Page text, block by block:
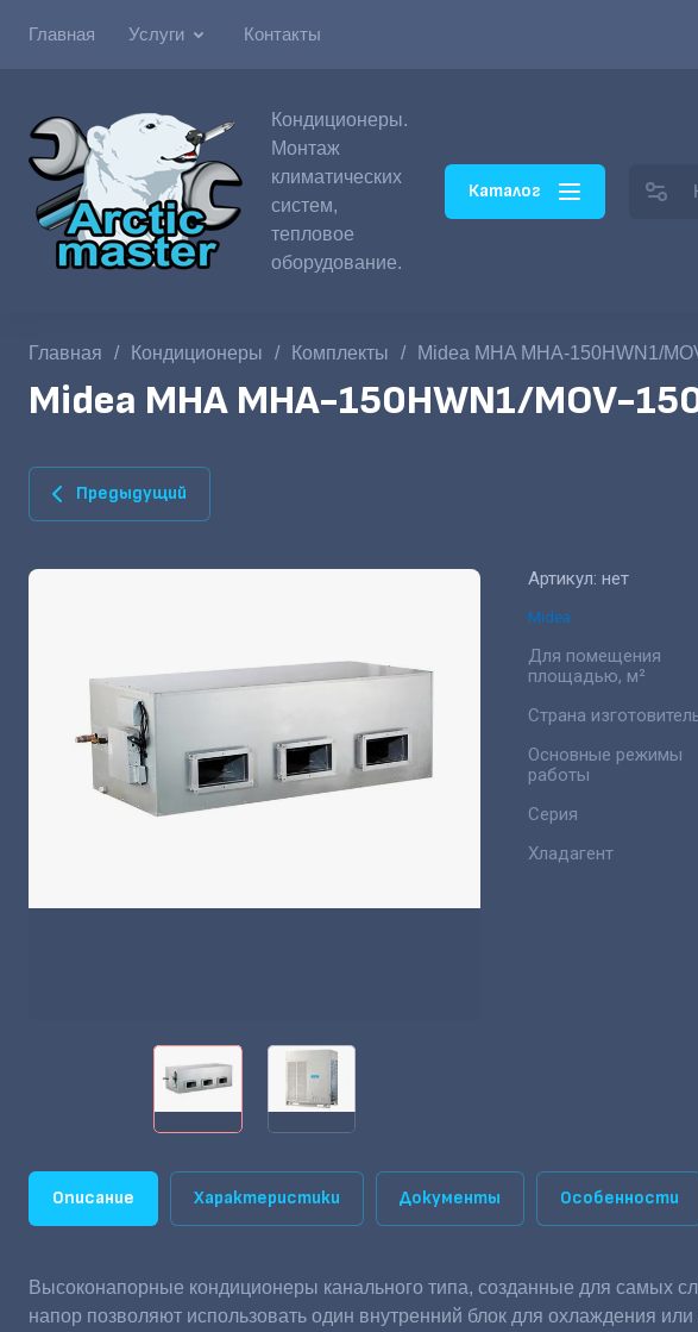
Главная Услуги Контакты
Кондиционеры.
Монтаж
климатических
систем,
тепловое
оборудование.
Каталог
Главная / Кондиционеры / Комплекты / Midea MHA MHA-150HWN1/
Midea MHA MHA-150HWN1/MOV-
Предыдущий
Артикул: нет
Midea
Для помещения
площадью, м²
Страна
Основные режимы
работы
Серия
Хладагент
Описание Характеристики Документы Особенности
Высоконапорные кондиционеры канального типа, созданные для самых
напор позволяют использовать один внутренний блок для охлаждения